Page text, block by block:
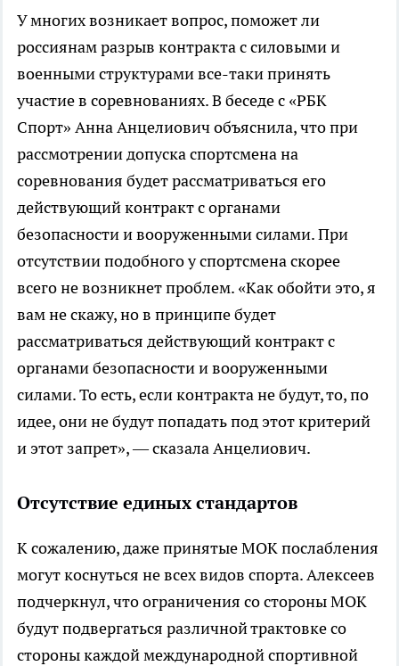
У многих возникает вопрос, поможет ли
россиянам разрыв контракта с силовыми и
военными структурами все-таки принять
участие в соревнованиях. В беседе с «РБК
Спорт» Анна Анцелиович объяснила, что при
рассмотрении допуска спортсмена на
соревнования будет рассматриваться его
действующий контракт с органами
безопасности и вооруженными силами. При
отсутствии подобного у спортсмена скорее
всего не возникнет проблем. «Как обойти это, я
вам не скажу, но в принципе будет
рассматриваться действующий контракт с
органами безопасности и вооруженными
силами. То есть, если контракта не будут, то, по
идее, они не будут попадать под этот критерий
и этот запрет», — сказала Анцелиович.
Отсутствие единых стандартов
К сожалению, даже принятые МОК послабления
могут коснуться не всех видов спорта. Алексеев
подчеркнул, что ограничения со стороны МОК
будут подвергаться различной трактовке со
стороны каждой международной спортивной